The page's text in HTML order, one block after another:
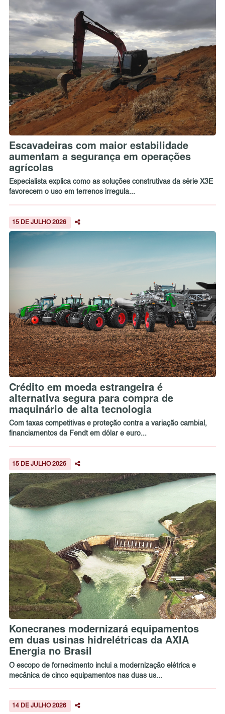
Escavadeiras com maior estabilidade
aumentam a segurança em operações
agrícolas
Especialista explica como as soluções construtivas da série X3E
favorecem o uso em terrenos irregula...
15 DE JULHO 2026
Crédito em moeda estrangeira é
alternativa segura para compra de
maquinário de alta tecnologia
Com taxas competitivas e proteção contra a variação cambial,
financiamentos da Fendt em dólar e euro...
15 DE JULHO 2026
Konecranes modernizará equipamentos
em duas usinas hidrelétricas da AXIA
Energia no Brasil
O escopo de fornecimento inclui a modernização elétrica e
mecânica de cinco equipamentos nas duas us...
14 DE JULHO 2026